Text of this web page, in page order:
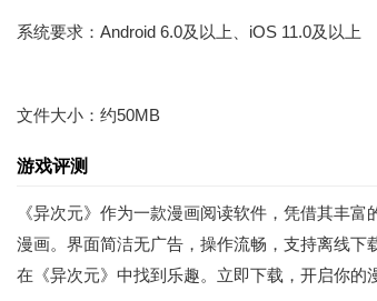
系统要求：Android 6.0及以上、iOS 11.0及以上
文件大小：约50MB
游戏评测
《异次元》作为一款漫画阅读软件，凭借其丰
漫画。界面简洁无广告，操作流畅，支持离线下
在《异次元》中找到乐趣。立即下载，开启你的